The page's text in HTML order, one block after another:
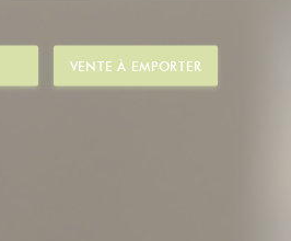
VENTE À EMPORTER